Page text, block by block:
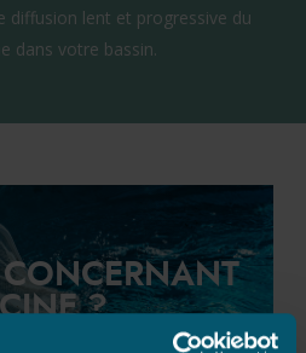
diffusion lent et progressive du
dans votre bassin.
?